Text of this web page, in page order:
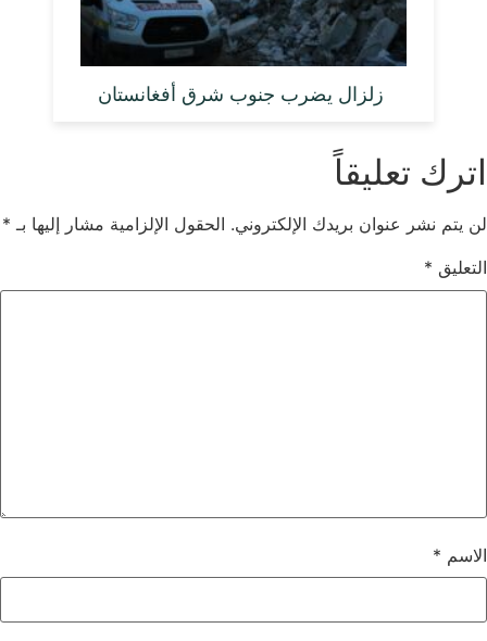
زلزال يضرب جنوب شرق أفغانستان
اترك تعليقاً
لن يتم نشر عنوان بريدك الإلكتروني. الحقول الإلزامية مشار إليها بـ *
التعليق *
الاسم *